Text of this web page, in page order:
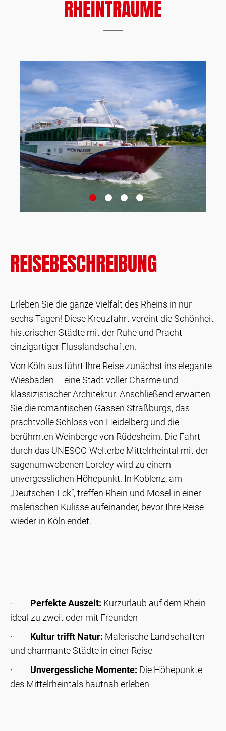
RHEINTRÄUME
REISEBESCHREIBUNG
Erleben Sie die ganze Vielfalt des Rheins in nur
sechs Tagen! Diese Kreuzfahrt vereint die Schönheit
historischer Städte mit der Ruhe und Pracht
einzigartiger Flusslandschaften.
Von Köln aus führt Ihre Reise zunächst ins elegante
Wiesbaden – eine Stadt voller Charme und
klassizistischer Architektur. Anschließend erwarten
Sie die romantischen Gassen Straßburgs, das
prachtvolle Schloss von Heidelberg und die
berühmten Weinberge von Rüdesheim. Die Fahrt
durch das UNESCO-Welterbe Mittelrheintal mit der
sagenumwobenen Loreley wird zu einem
unvergesslichen Höhepunkt. In Koblenz, am
„Deutschen Eck“, treffen Rhein und Mosel in einer
malerischen Kulisse aufeinander, bevor Ihre Reise
wieder in Köln endet.
· Perfekte Auszeit: Kurzurlaub auf dem Rhein –
ideal zu zweit oder mit Freunden
· Kultur trifft Natur: Malerische Landschaften
und charmante Städte in einer Reise
· Unvergessliche Momente: Die Höhepunkte
des Mittelrheintals hautnah erleben